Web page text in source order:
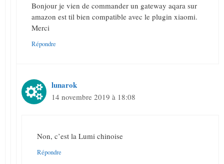
Bonjour je vien de commander un gateway aqara sur
amazon est til bien compatible avec le plugin xiaomi.
Merci
Répondre
lunarok
14 novembre 2019 à 18:08
Non, c’est la Lumi chinoise
Répondre